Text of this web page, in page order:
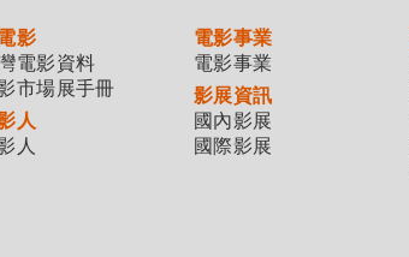
影
電影資料
市場展手冊
人
人
電影事業
電影事業
影展資訊
國內影展
國際影展